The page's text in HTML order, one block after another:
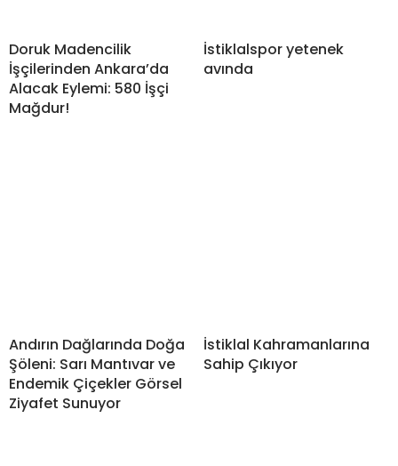
Doruk Madencilik
İşçilerinden Ankara’da
Alacak Eylemi: 580 İşçi
Mağdur!
İstiklalspor yetenek
avında
Andırın Dağlarında Doğa
Şöleni: Sarı Mantıvar ve
Endemik Çiçekler Görsel
Ziyafet Sunuyor
İstiklal Kahramanlarına
Sahip Çıkıyor